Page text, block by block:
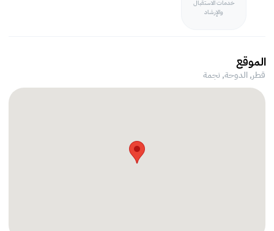
خدمات الاستقبال
والإرشاد
الموقع
قطر, الدوحة, نجمة